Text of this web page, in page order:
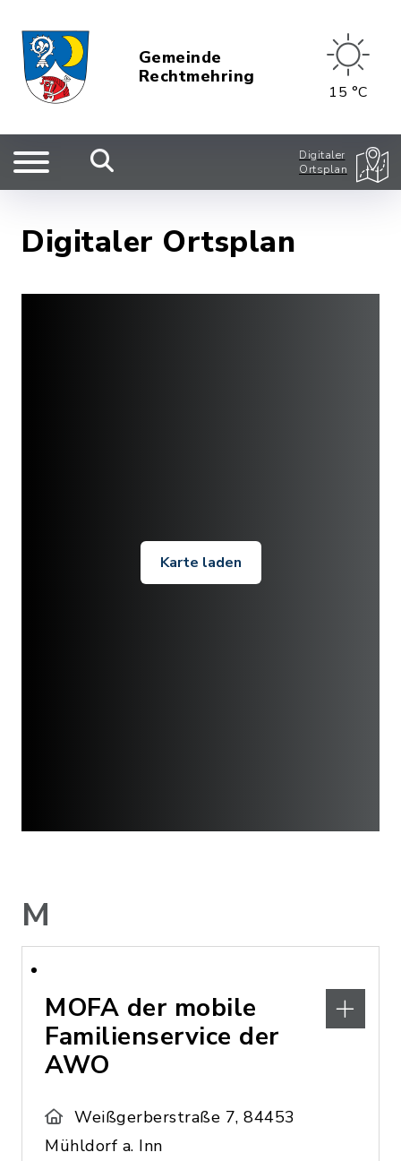
Gemeinde
Rechtmehring
15 °C
Digitaler
Ortsplan
Digitaler Ortsplan
Karte laden
M
MOFA der mobile
Familienservice der
AWO
Weißgerberstraße 7, 84453
Mühldorf a. Inn